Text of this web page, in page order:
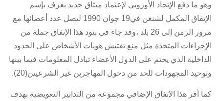
وهو ما دفع الإتحاد الأوروبي لإعتماد ميثاق جديد يعرف بإسم
الإتفاق المكمل لشنغن في19 جوان 1990 ليصل عدد أعضائها مع
مرور الزمن إلى 26 بلد ،وقد جاء في بنود هذا الإتفاق جملة من
الإجراءات المتخذة مثل منع تفتيش هويات الأشخاص على الحدود
الداخلية الذي يحتم على الدول الأعضاء تبادل المعلومات فيما بينها
وتوحيد المجهودات للحد من دخول المهاجرين غير الشرعيين(20).
كما أقر هذا الإتفاق الإضافي مجموعة من التدابير التعويضية بهدف